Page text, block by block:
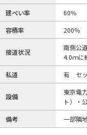
建ぺい率
60％
容積率
200％
接道状況
南側公
4.0ｍに
私道
有 セッ
設備
東京電
ト）・
備考
一部隣